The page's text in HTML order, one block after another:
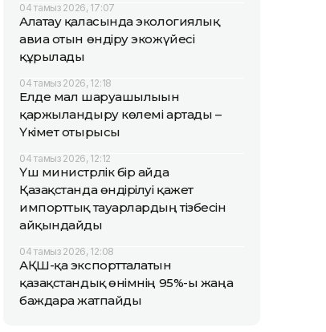
04 тамыз 2026, 17:07
Алатау қаласында экологиялық
авиа отын өндіру экожүйесі
құрылады
04 тамыз 2026, 12:18
Елде мал шаруашылығын
қаржыландыру көлемі артады –
Үкімет отырысы
04 тамыз 2026, 12:12
Үш министрлік бір айда
Қазақстанда өндірілуі қажет
импорттық тауарлардың тізбесін
айқындайды
04 тамыз 2026, 12:08
АҚШ-қа экспортталатын
қазақстандық өнімнің 95%-ы жаңа
баждарға жатпайды